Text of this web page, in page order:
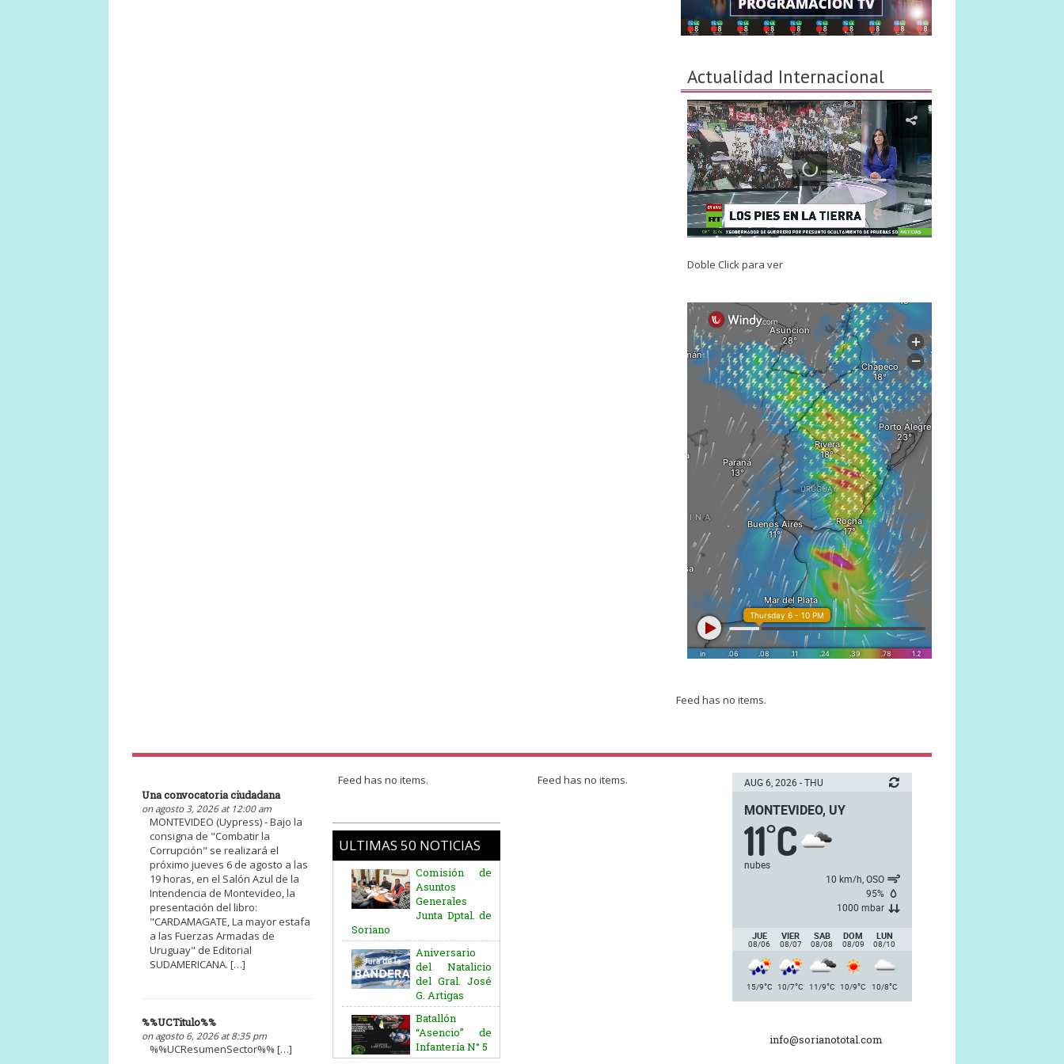
Actualidad Internacional
Doble Click para ver
Feed has no items.
Una convocatoria ciudadana
on agosto 3, 2026 at 12:00 am
MONTEVIDEO (Uypress) - Bajo la
consigna de "Combatir la
Corrupción" se realizará el
próximo jueves 6 de agosto a las
19 horas, en el Salón Azul de la
Intendencia de Montevideo, la
presentación del libro:
"CARDAMAGATE, La mayor estafa
a las Fuerzas Armadas de
Uruguay" de Editorial
SUDAMERICANA. […]
%%UCTitulo%%
on agosto 6, 2026 at 8:35 pm
%%UCResumenSector%% […]
Feed has no items.
ULTIMAS 50 NOTICIAS
Comisión de
Asuntos
Generales
Junta Dptal. de
Soriano
Aniversario
del Natalicio
del Gral. José
G. Artigas
Batallón
“Asencio” de
Infantería N° 5
Feed has no items. AUG 6, 2026 - THU
MONTEVIDEO, UY
11°C
nubes
10 km/h, OSO
95%
1000 mbar
JUE
08/06
VIER
08/07
SAB
08/08
DOM
08/09
LUN
08/10
15/9°C 10/7°C 11/9°C 10/9°C 10/8°C
info@sorianototal.com